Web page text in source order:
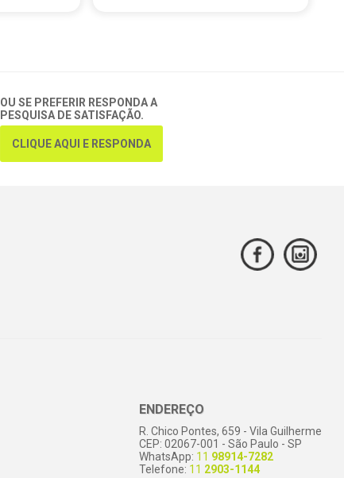
OU SE PREFERIR RESPONDA A
PESQUISA DE SATISFAÇÃO.
CLIQUE AQUI E RESPONDA
ENDEREÇO
R. Chico Pontes, 659 - Vila Guilherme
CEP: 02067-001 - São Paulo - SP
WhatsApp: 11 98914-7282
Telefone: 11 2903-1144